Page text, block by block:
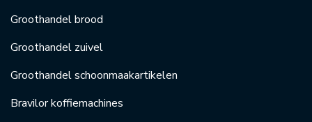
Groothandel brood
Groothandel zuivel
Groothandel schoonmaakartikelen
Bravilor koffiemachines